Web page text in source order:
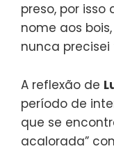
preso, por isso
nome aos
nunca precisei
A reflexão de
período de
que se
acalorada”